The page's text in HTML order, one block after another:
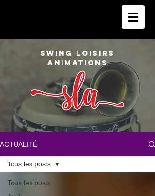
SWING LOISIRS
ANIMATIONS
ACTUALITÉ
Tous les posts
Tous les posts